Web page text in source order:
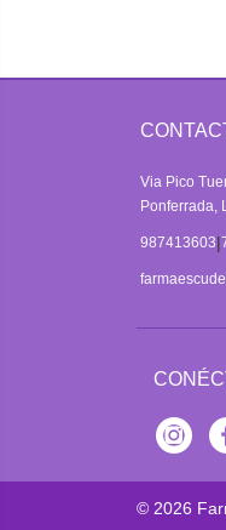
Via Pico
Ponferrada,
987413603|
© 2026